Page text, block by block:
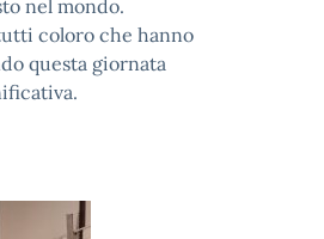
nel mondo.
coloro che hanno
questa giornata